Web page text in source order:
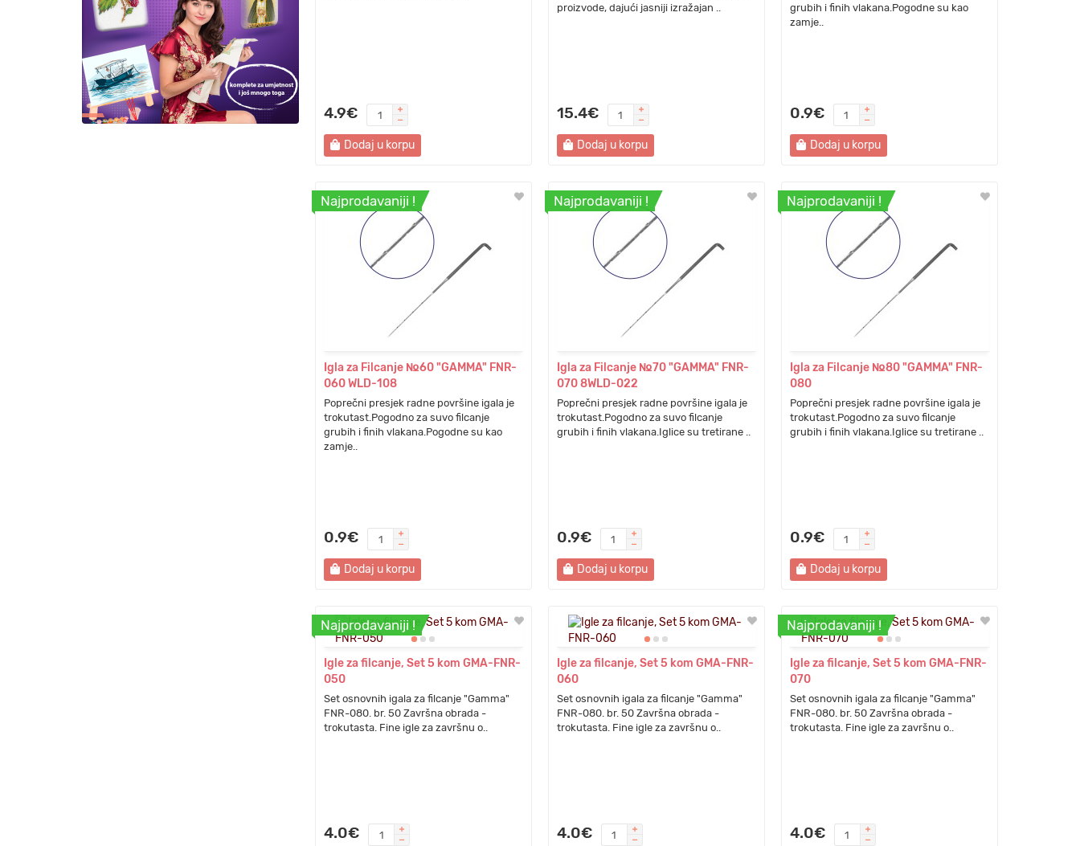
4.9€
Dodaj u korpu
proizvode, dajući jasniji izražajan ..
15.4€
Dodaj u korpu
grubih i finih vlakana.Pogodne su kao
zamje..
0.9€
Dodaj u korpu
Najprodavaniji !
Igla za Filcanje №60 "GAMMA" FNR-
060 WLD-108
Poprečni presjek radne površine igala je
trokutast.Pogodno za suvo filcanje
grubih i finih vlakana.Pogodne su kao
zamje..
0.9€
Dodaj u korpu
Najprodavaniji !
Igla za Filcanje №70 "GAMMA" FNR-
070 8WLD-022
Poprečni presjek radne površine igala je
trokutast.Pogodno za suvo filcanje
grubih i finih vlakana.Iglice su tretirane ..
0.9€
Dodaj u korpu
Najprodavaniji !
Igla za Filcanje №80 "GAMMA" FNR-
080
Poprečni presjek radne površine igala je
trokutast.Pogodno za suvo filcanje
grubih i finih vlakana.Iglice su tretirane ..
0.9€
Dodaj u korpu
Najprodavaniji !
Igle za filcanje, Set 5 kom GMA-FNR-
050
Set osnovnih igala za filcanje "Gamma"
FNR-080. br. 50 Završna obrada -
trokutasta. Fine igle za završnu o..
4.0€
Igle za filcanje, Set 5 kom GMA-FNR-
060
Set osnovnih igala za filcanje "Gamma"
FNR-080. br. 50 Završna obrada -
trokutasta. Fine igle za završnu o..
4.0€
Najprodavaniji !
Igle za filcanje, Set 5 kom GMA-FNR-
070
Set osnovnih igala za filcanje "Gamma"
FNR-080. br. 50 Završna obrada -
trokutasta. Fine igle za završnu o..
4.0€